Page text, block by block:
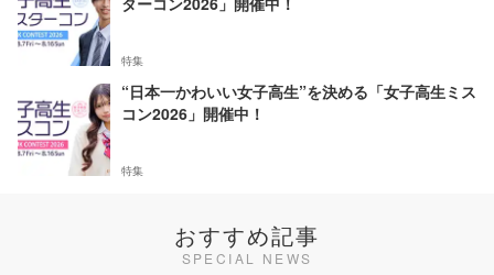
特集
“日本一かわいい女子高生”を決める「女子高生ミス
コン2026」開催中！
特集
おすすめ記事
SPECIAL NEWS